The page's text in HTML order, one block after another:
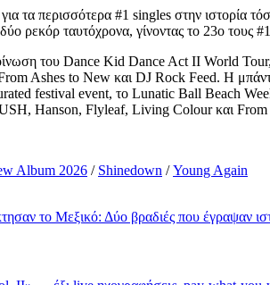
τα περισσότερα #1 singles στην
ρεκόρ ταυτόχρονα, γίνοντας το 23ο τους
του Dance Kid Dance Act II World
Ashes to New και DJ Rock Feed. Η
festival event, το Lunatic Ball Beach
Hanson, Flyleaf, Living Colour και
Album 2026 / Shinedown /Young Again
το Μεξικό: Δύο βραδιές που έγραψαν